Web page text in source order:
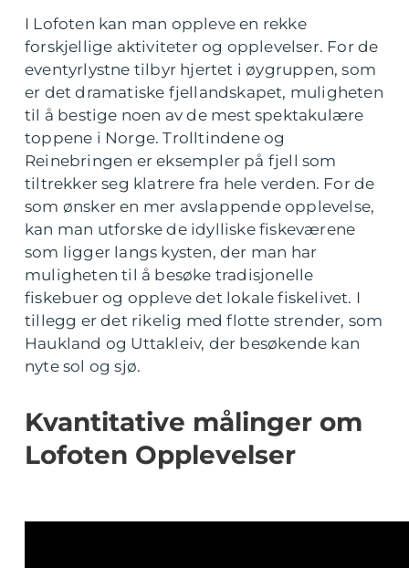
I Lofoten kan man oppleve en rekke
forskjellige aktiviteter og opplevelser. For de
eventyrlystne tilbyr hjertet i øygruppen, som
er det dramatiske fjellandskapet, muligheten
til å bestige noen av de mest spektakulære
toppene i Norge. Trolltindene og
Reinebringen er eksempler på fjell som
tiltrekker seg klatrere fra hele verden. For de
som ønsker en mer avslappende opplevelse,
kan man utforske de idylliske fiskeværene
som ligger langs kysten, der man har
muligheten til å besøke tradisjonelle
fiskebuer og oppleve det lokale fiskelivet. I
tillegg er det rikelig med flotte strender, som
Haukland og Uttakleiv, der besøkende kan
nyte sol og sjø.
Kvantitative målinger om
Lofoten Opplevelser